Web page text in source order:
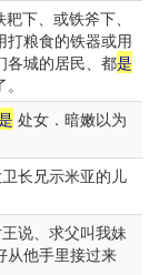
下、或铁斧下、
打粮食的铁器或用
各城的居民、都是
处女．暗嫩以为
长兄示米亚的儿
说、求父叫我妹
从他手里接过来